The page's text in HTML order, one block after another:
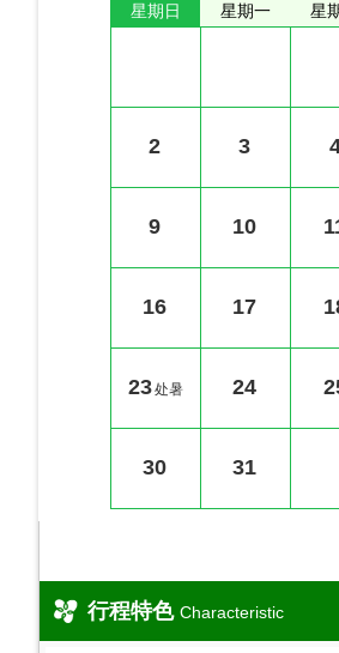
星期日 星期一 星
2 3
9 10
16 17
23处暑 24
30 31
行程特色 Characteristic